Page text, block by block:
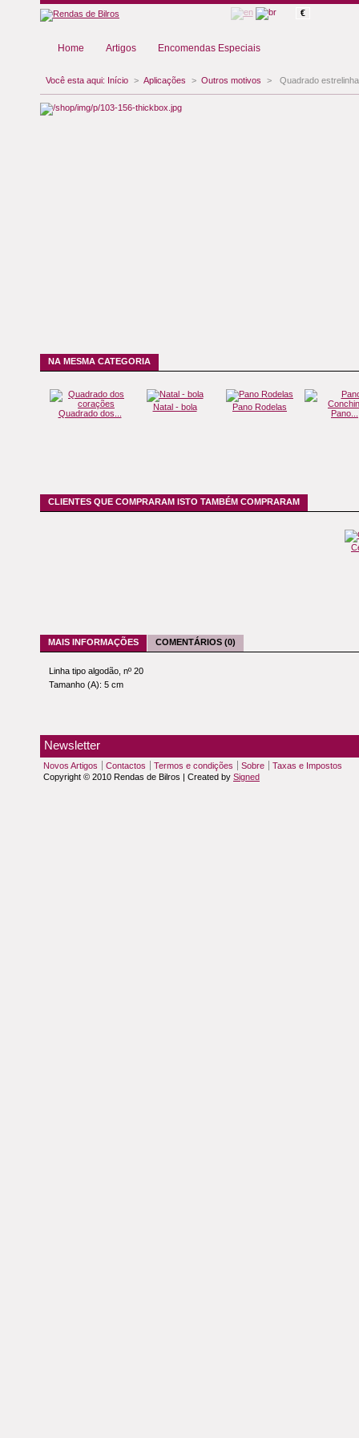
€
Home Artigos Encomendas Especiais
Você esta aqui: Início > Aplicações > Outros motivos > Quadrado estrelinha
NA MESMA CATEGORIA
Quadrado dos...
Natal - bola Pano Rodelas
Pano...
CLIENTES QUE COMPRARAM ISTO TAMBÉM COMPRARAM
MAIS INFORMAÇÕES COMENTÁRIOS (0)
Linha tipo algodão, nº 20
Tamanho (A): 5 cm
Newsletter
Novos Artigos Contactos Termos e condições Sobre
Taxas e Impostos
Copyright © 2010 Rendas de Bilros | Created by Signed